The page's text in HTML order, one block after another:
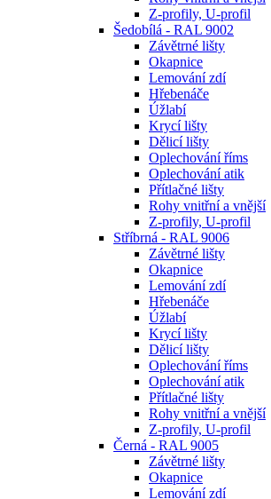
Z-profily, U-profil
Šedobílá - RAL 9002
Závětrné lišty
Okapnice
Lemování zdí
Hřebenáče
Úžlabí
Krycí lišty
Dělicí lišty
Oplechování říms
Oplechování atik
Přítlačné lišty
Rohy vnitřní a vnější
Z-profily, U-profil
Stříbrná - RAL 9006
Závětrné lišty
Okapnice
Lemování zdí
Hřebenáče
Úžlabí
Krycí lišty
Dělicí lišty
Oplechování říms
Oplechování atik
Přítlačné lišty
Rohy vnitřní a vnější
Z-profily, U-profil
Černá - RAL 9005
Závětrné lišty
Okapnice
Lemování zdí